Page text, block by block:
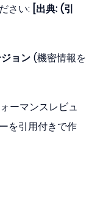
さい: [出典: (引
ョン (機密情報を
ーマンスレビュ
を引用付きで作